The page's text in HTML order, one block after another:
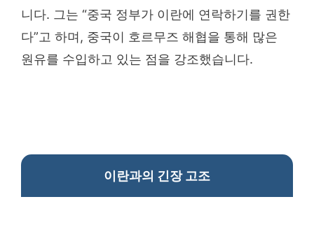
니다. 그는 “중국 정부가 이란에 연락하기를 권한
다”고 하며, 중국이 호르무즈 해협을 통해 많은
원유를 수입하고 있는 점을 강조했습니다.
이란과의 긴장 고조